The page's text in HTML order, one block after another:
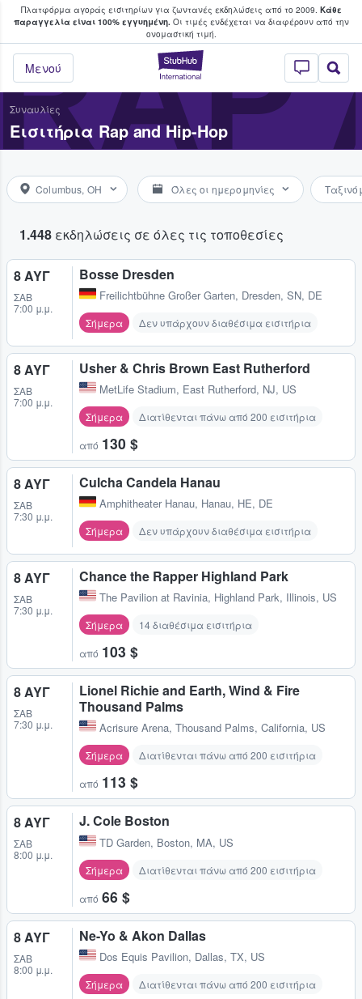
Πλατφόρμα αγοράς εισιτηρίων για ζωντανές εκδηλώσεις από το 2009. Κάθε
παραγγελία είναι 100% εγγυημένη.Οι τιμές ενδέχεται να διαφέρουν από την
oνομαστική τιμή.
StubHub - Όπου
Μενού
φαν αγοράζουν και πουλούν
Συναυλίες
Εισιτήρια Rap and Hip-Hop
Columbus, OH Όλες οι ημερομηνίες
1.448 εκδηλώσεις σε όλες τις τοποθεσίες
8 ΑΥΓ
ΣΆΒ
7:00 μ.μ.
Bosse Dresden
Freilichtbühne Großer Garten, Dresden, SN, DE
Σήμερα Δεν υπάρχουν διαθέσιμα εισιτήρια
8 ΑΥΓ
ΣΆΒ
7:00 μ.μ.
Usher & Chris Brown East Rutherford
MetLife Stadium, East Rutherford, NJ, US
Σήμερα Διατίθενται πάνω από 200 εισιτήρια
από 130 $
8 ΑΥΓ
ΣΆΒ
7:30 μ.μ.
Culcha Candela Hanau
Amphitheater Hanau, Hanau, HE, DE
Σήμερα Δεν υπάρχουν διαθέσιμα εισιτήρια
8 ΑΥΓ
ΣΆΒ
7:30 μ.μ.
Chance the Rapper Highland Park
The Pavilion at Ravinia, Highland Park, Illinois, US
Σήμερα 14 διαθέσιμα εισιτήρια
από 103 $
8 ΑΥΓ
ΣΆΒ
7:30 μ.μ.
Lionel Richie and Earth, Wind & Fire
Thousand Palms
Acrisure Arena, Thousand Palms, California, US
Σήμερα Διατίθενται πάνω από 200 εισιτήρια
από 113 $
8 ΑΥΓ
ΣΆΒ
8:00 μ.μ.
J. Cole Boston
TD Garden, Boston, MA, US
Σήμερα Διατίθενται πάνω από 200 εισιτήρια
από 66 $
8 ΑΥΓ
ΣΆΒ
8:00 μ.μ.
Ne-Yo & Akon Dallas
Dos Equis Pavilion, Dallas, TX, US
Σήμερα Διατίθενται πάνω από 200 εισιτήρια